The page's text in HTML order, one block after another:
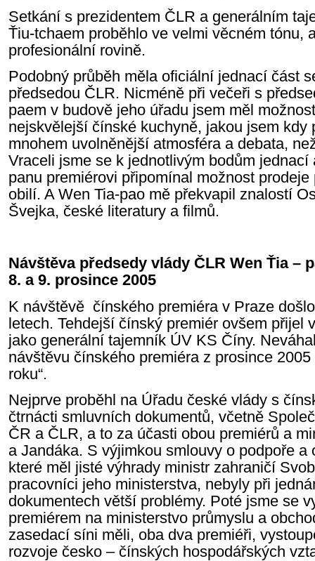
Setkání s prezidentem ČLR a generálním
Ťiu-tchaem proběhlo ve velmi věcném tónu,
profesionální rovině.
Podobný průběh měla oficiální jednací část
předsedou ČLR. Nicméně při večeři s
paem v budově jeho úřadu jsem měl
nejskvělejší čínské kuchyně, jakou jsem kdy
mnohem uvolněnější atmosféra a debata,
Vraceli jsme se k jednotlivým bodům jednací
panu premiérovi připomínal možnost
obilí. A Wen Tia-pao mě překvapil znalostí
Švejka, české literatury a filmů.
Návštěva předsedy vlády ČLR Wen Ťia –
8. a 9. prosince 2005
K návštěvě čínského premiéra v Praze
letech. Tehdejší čínský premiér ovšem přijel
jako generální tajemník ÚV KS Číny.
návštěvu čínského premiéra z prosince
roku“.
Nejprve proběhl na Úřadu české vlády s
čtrnácti smluvních dokumentů, včetně
ČR a ČLR, a to za účasti obou premiérů a
a Jandáka. S výjimkou smlouvy o podpoře a
které měl jisté výhrady ministr zahraničí
pracovníci jeho ministerstva, nebyly při
dokumentech větší problémy. Poté jsme se
premiérem na ministerstvo průmyslu a
zasedací síni měli, oba dva premiéři,
rozvoje česko – čínských hospodářských